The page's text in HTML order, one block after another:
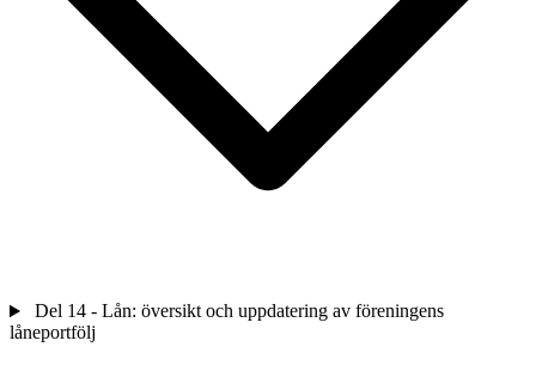
Del 14 - Lån: översikt och uppdatering av föreningens
låneportfölj